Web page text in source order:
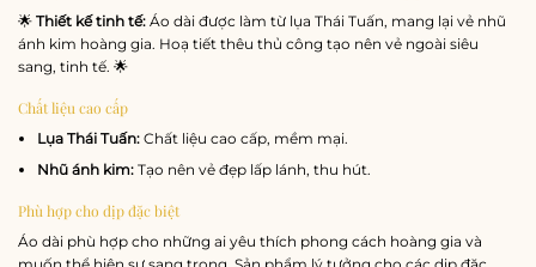
🌟 Thiết kế tinh tế: Áo dài được làm từ lụa Thái Tuấn, mang lại vẻ nhũ
ánh kim hoàng gia. Hoạ tiết thêu thủ công tạo nên vẻ ngoài siêu
sang, tinh tế. 🌟
Chất liệu cao cấp
Lụa Thái Tuấn:Chất liệu cao cấp, mềm mại.
Nhũ ánh kim:Tạo nên vẻ đẹp lấp lánh, thu hút.
Phù hợp cho dịp đặc biệt
Áo dài phù hợp cho những ai yêu thích phong cách hoàng gia và